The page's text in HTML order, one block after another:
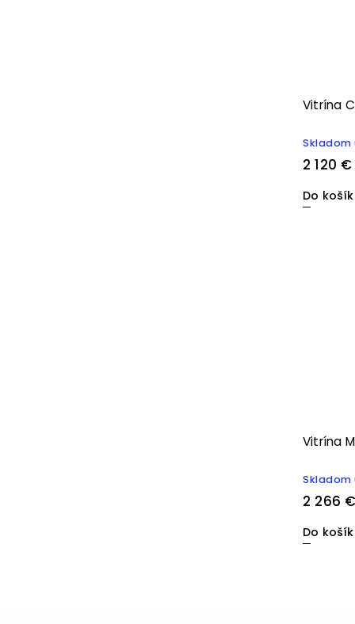
Vitrína
2 120 €
Do
Vitrína
2 266
Do